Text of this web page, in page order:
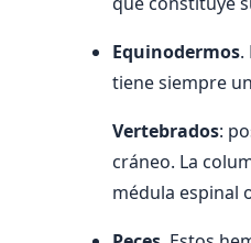
Equinodermos.
tiene siempre
Vertebrados:
cráneo. La
médula espinal